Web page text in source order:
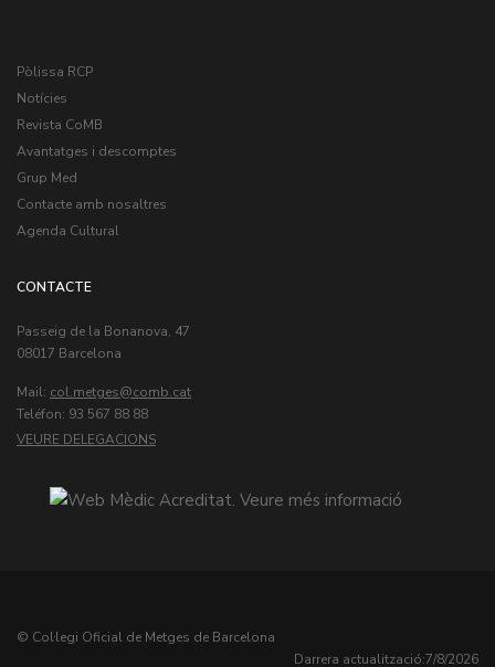
Pòlissa RCP
Notícies
Revista CoMB
Avantatges i descomptes
Grup Med
Contacte amb nosaltres
Agenda Cultural
CONTACTE
Passeig de la Bonanova, 47
08017 Barcelona
Mail: col.metges
Teléfon: 93 567 88 88
VEURE DELEGACIONS
© Col·legi Oficial de Metges de Barcelona
Darrera actualització:7/8/2026